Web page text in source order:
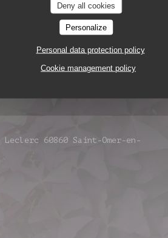
Deny all cookies
Personalize
Personal data protection policy
Cookie management policy
Leclerc 60860 Saint-Omer-en-